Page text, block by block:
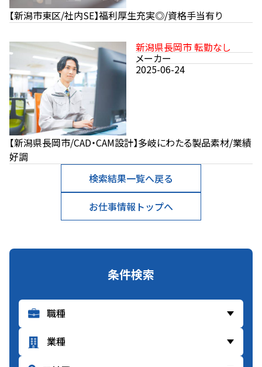
条件検索
【新潟市東区/社内SE】福利厚生充実◎/資格手当有り
新潟県長岡市 転勤なし
メーカー
2025-06-24
【新潟県長岡市/CAD・CAM設計】多岐にわたる製品素材/業績
好調
検索結果一覧へ戻る
お仕事情報トップへ